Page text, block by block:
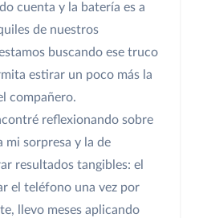
cuenta y la batería es a
de nuestros
buscando ese truco
estirar un poco más la
compañero.
reflexionando sobre
mi sorpresa y la de
resultados tangibles: el
el teléfono una vez por
llevo meses aplicando